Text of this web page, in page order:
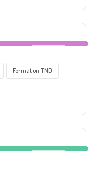
Formation TND